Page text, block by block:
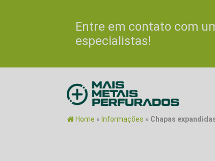
Entre em contato com
especialistas!
Home » Informações » Chapas